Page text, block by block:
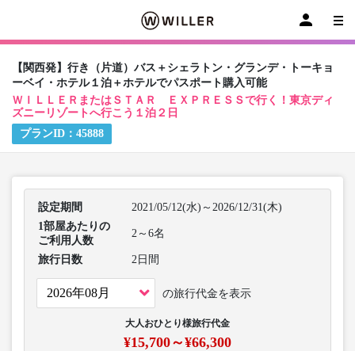
【関西発】行き（片道）バス＋シェラトン・グランデ・トーキョ
ーベイ・ホテル１泊＋ホテルでパスポート購入可能
ＷＩＬＬＥＲまたはＳＴＡＲ ＥＸＰＲＥＳＳで行く！東京ディ
ズニーリゾートへ行こう１泊２日
プランID： 45888
設定期間
2021/05/12(水)～2026/12/31(木)
1部屋あたりの
ご利用人数
2～6名
旅行日数 2日間
の旅行代金を表示
大人おひとり様旅行代金
¥15,700～¥66,300